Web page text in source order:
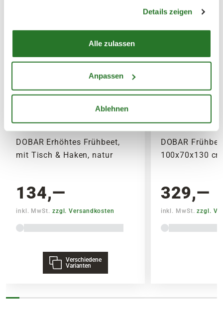
Details zeigen
Alle zulassen
Anpassen
Ablehnen
DOBAR Erhöhtes Frühbeet,
mit Tisch & Haken, natur
134,—
inkl. MwSt. zzgl. Versandkosten
Verschiedene
Varianten
DOBAR
100x70x130
329,—
inkl. MwSt.zzgl.